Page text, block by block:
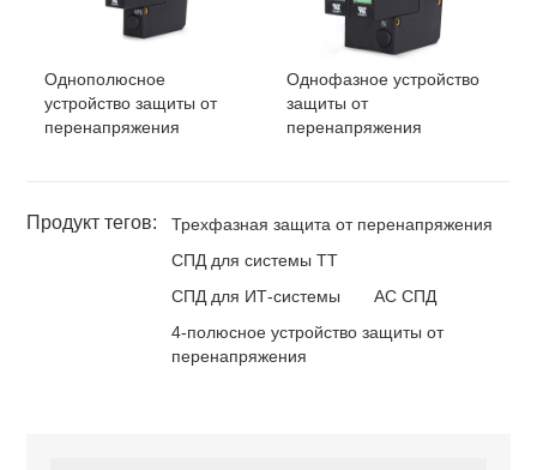
Однополюсное
устройство защиты от
перенапряжения
Однофазное устройство
защиты от
перенапряжения
Продукт тегов:
Трехфазная защита от перенапряжения
СПД для системы ТТ
СПД для ИТ-системы
AC СПД
4-полюсное устройство защиты от
перенапряжения